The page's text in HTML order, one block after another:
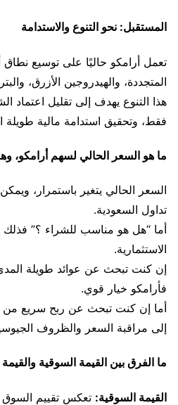
المستقبل: نحو التنوع والاستدامة
تعمل أرامكو حاليًا على توسيع نطاق
المتجددة، والهيدروجين الأزرق،
هذا التنوع يهدف إلى تقليل اعتماد
فقط، وتحقيق استدامة مالية طويلة
ما هو السعر الحالي لسهم أرامكو،
السعر الحالي يتغير باستمرار،
تداول السعودية.
أما “هل هو مناسب للشراء ؟” فذلك
الاستثمارية.
إن كنت تبحث عن عوائد طويلة
فأرامكو خيار قوي.
أما إن كنت تبحث عن ربح سريع من
إلى مراقبة السعر والظروف
ما الفرق بين القيمة السوقية والقيمة
القيمة السوقية: تعكس تقييم